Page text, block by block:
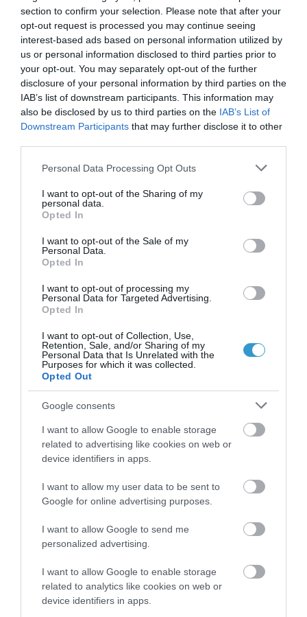
section to confirm your selection. Please note that after your
opt-out request is processed you may continue seeing
interest-based ads based on personal information utilized by
us or personal information disclosed to third parties prior to
your opt-out. You may separately opt-out of the further
disclosure of your personal information by third parties on the
IAB’s list of downstream participants. This information may
also be disclosed by us to third parties on the IAB’s List of
Downstream Participants that may further disclose it to other
Please note that this website/app uses one or more Google
not limited to your visit or usage behaviour. You may click to
grant or deny consent to Google and its third-party tags to
use your data for below specified purposes in below Google
consent section.
Personal Data Processing Opt Outs
I want to opt-out of the Sharing of my
personal data.
Opted In
I want to opt-out of the Sale of my
Personal Data.
Opted In
I want to opt-out of processing my
Personal Data for Targeted Advertising.
Opted In
I want to opt-out of Collection, Use,
Retention, Sale, and/or Sharing of my
Personal Data that Is Unrelated with the
Purposes for which it was collected.
Opted Out
Google consents
I want to allow Google to enable storage
related to advertising like cookies on web or
device identifiers in apps.
I want to allow my user data to be sent to
Google for online advertising purposes.
I want to allow Google to send me
personalized advertising.
I want to allow Google to enable storage
related to analytics like cookies on web or
device identifiers in apps.
μελανίνη. Η μελανίνη είναι η
χρωστική ουσία που δίνει στο δέρμα
και στα εξαρτήματά του (μαλλιά,
φρύδια κ.λπ.) το χρώμα τους. Όταν η
μελανίνη είναι άφθονη στα μάτια,
αυτά γίνονται καφέ αλλά όταν είναι
λιγοστή γίνονται γαλάζια. Αν, πάντως,
έχετε γαλάζια μάτια διαθέτετε έναν
κοινό απόγονο με κάθε άλλο
γαλανομάτη κάτοικο του πλανήτη,
σύμφωνα επιστήμονες του
μελέτη που είχαν δημοσιεύσει το
Human Genetics είχαν εντοπίσει μια
γενετική μετάλλαξη που συνέβη πριν
από 6.000 έως 10.000 χρόνια και
ευθύνεται για το χρώμα των ματιών
όλων των γαλανομάτηδων που ζουν
σήμερα στη Γη! Τα υπολειπόμενα
γονίδια που καθορίζουν το χρώμα
των ματιών, όπως το μπλε και το
πράσινο, μπορεί να παραμείνουν
επανεμφανιστούν σε ένα άτομο.
9. Δεν μπορούν να
μεταμοσχευθούν.
δεν είναι δυνατή η μεταμόσχευση
οφθαλμών που θα αποκαταστήσει την
όραση τυφλών ανθρώπων, διότι το